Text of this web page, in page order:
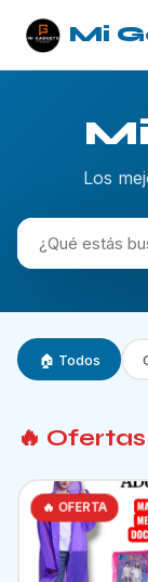
Mi
Los
🏠 Todos
🔥 Ofertas
🔥 OFERTA